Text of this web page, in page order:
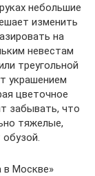
небольшие
изменить
на
невестам
треугольной
украшением
цветочное
забывать, что
тяжелые,
в Москве»